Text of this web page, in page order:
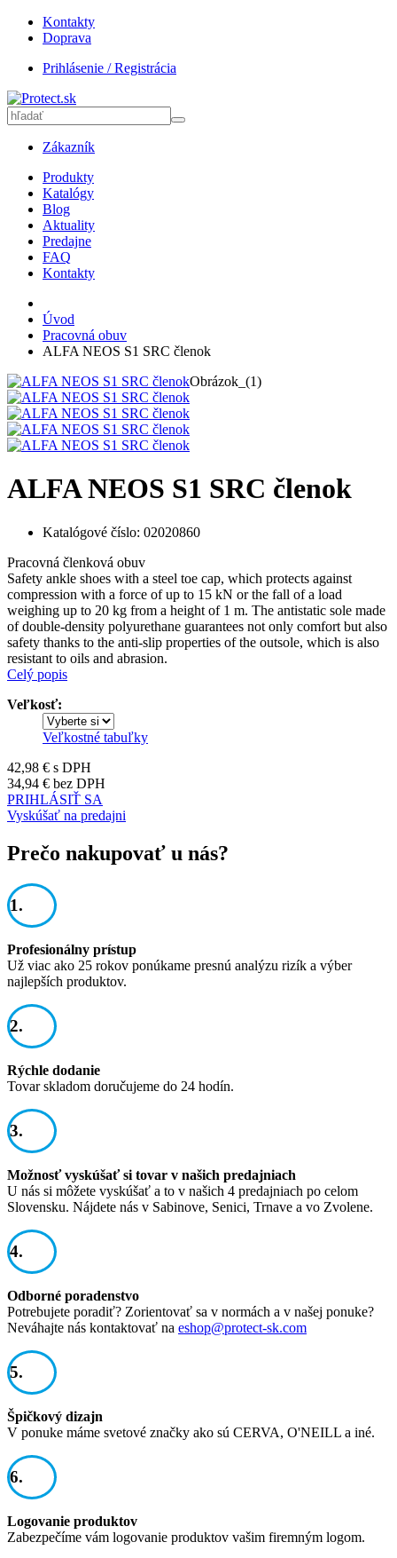
Kontakty
Doprava
Prihlásenie / Registrácia
Zákazník
Produkty
Katalógy
Blog
Aktuality
Predajne
FAQ
Kontakty
Úvod
Pracovná obuv
ALFA NEOS S1 SRC členok
Obrázok_(1)
ALFA NEOS S1 SRC členok
Katalógové číslo: 02020860
Pracovná členková obuv
Safety ankle shoes with a steel toe cap, which protects against
compression with a force of up to 15 kN or the fall of a load
weighing up to 20 kg from a height of 1 m. The antistatic sole made
of double-density polyurethane guarantees not only comfort but also
safety thanks to the anti-slip properties of the outsole, which is also
resistant to oils and abrasion.
Celý popis
Veľkosť:
Veľkostné tabuľky
42,98 € s DPH
34,94 € bez DPH
PRIHLÁSIŤ SA
Vyskúšať na predajni
Prečo nakupovať u nás?
1.
Profesionálny prístup
Už viac ako 25 rokov ponúkame presnú analýzu rizík a výber
najlepších produktov.
2.
Rýchle dodanie
Tovar skladom doručujeme do 24 hodín.
3.
Možnosť vyskúšať si tovar v našich predajniach
U nás si môžete vyskúšať a to v našich 4 predajniach po celom
Slovensku. Nájdete nás v Sabinove, Senici, Trnave a vo Zvolene.
4.
Odborné poradenstvo
Potrebujete poradiť? Zorientovať sa v normách a v našej ponuke?
Neváhajte nás kontaktovať na eshop@protect-sk.com
5.
Špičkový dizajn
V ponuke máme svetové značky ako sú CERVA, O'NEILL a iné.
6.
Logovanie produktov
Zabezpečíme vám logovanie produktov vašim firemným logom.